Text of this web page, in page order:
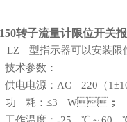
转子流量计限位开关
型指示器可以安装限
术参数：
电电源：AC 220（
耗：≤3 W；